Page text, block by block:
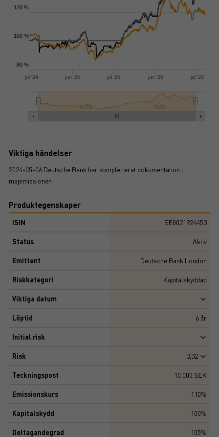
jul '24 jan '25 jul '25 jan '26 jul '26
2025 2026
80 %
100 %
120 %
Viktiga händelser
2024-05-06 Deutsche Bank har kompletterat dokumentation i
majemissionen
Produktegenskaper
ISIN SE0021924453
Status Aktiv
Emittent Deutsche Bank London
Riskkategori Kapitalskyddad
Viktiga datum
Löptid 6 år
Initial risk
Risk 3,32
Teckningspost 10 000 SEK
Emissionskurs 110%
Kapitalskydd 100%
Deltagandegrad 105%